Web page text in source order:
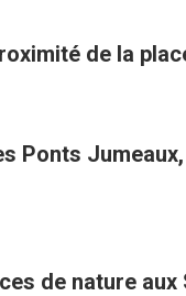
de la
Ponts
de nature aux